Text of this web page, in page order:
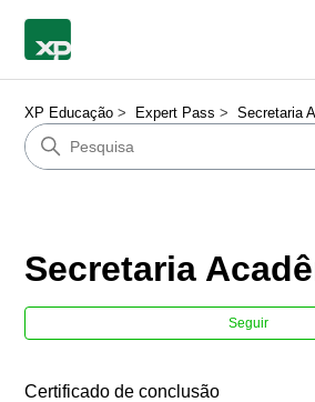
XP Educação Expert Pass Secretaria
Secretaria
Seguir
Certificado de conclusão